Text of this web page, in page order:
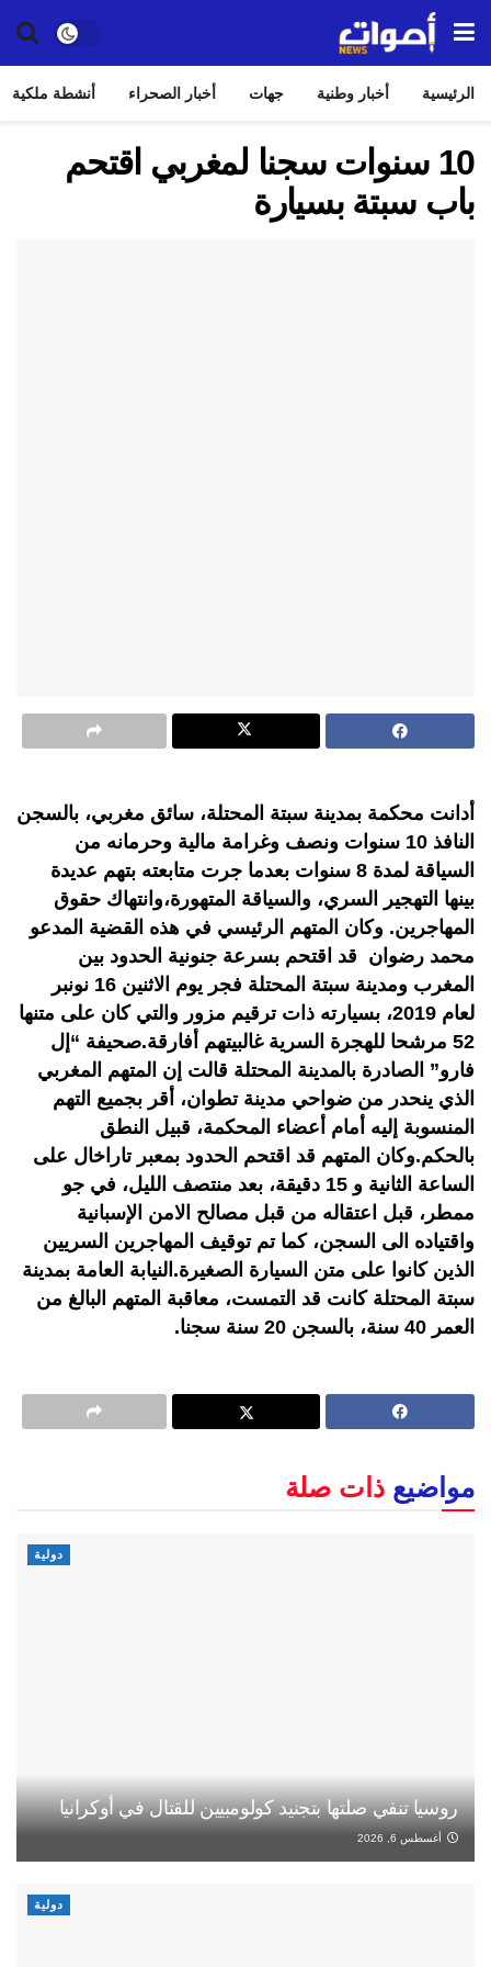
الرئيسية أخبار وطنية جهات أخبار الصحراء أنشطة ملكية
10 سنوات سجنا لمغربي اقتحم
باب سبتة بسيارة
أدانت محكمة بمدينة سبتة المحتلة، سائق مغربي، بالسجن
النافذ 10 سنوات ونصف وغرامة مالية وحرمانه من
السياقة لمدة 8 سنوات بعدما جرت متابعته بتهم عديدة
بينها التهجير السري، والسياقة المتهورة،وانتهاك حقوق
المهاجرين. وكان المتهم الرئيسي في هذه القضية المدعو
محمد رضوان قد اقتحم بسرعة جنونية الحدود بين
المغرب ومدينة سبتة المحتلة فجر يوم الاثنين 16 نونبر
لعام 2019، بسيارته ذات ترقيم مزور والتي كان على متنها
52 مرشحا للهجرة السرية غالبيتهم أفارقة.صحيفة “إل
فارو” الصادرة بالمدينة المحتلة قالت إن المتهم المغربي
الذي ينحدر من ضواحي مدينة تطوان، أقر بجميع التهم
المنسوبة إليه أمام أعضاء المحكمة، قبيل النطق
بالحكم.وكان المتهم قد اقتحم الحدود بمعبر تاراخال على
الساعة الثانية و 15 دقيقة، بعد منتصف الليل، في جو
ممطر، قبل اعتقاله من قبل مصالح الامن الإسبانية
واقتياده الى السجن، كما تم توقيف المهاجرين السريين
الذين كانوا على متن السيارة الصغيرة.النيابة العامة بمدينة
سبتة المحتلة كانت قد التمست، معاقبة المتهم البالغ من
العمر 40 سنة، بالسجن 20 سنة سجنا.
مواضيع ذات صلة
دولية
روسيا تنفي صلتها بتجنيد كولومبيين للقتال في أوكرانيا
أغسطس 6, 2026
دولية